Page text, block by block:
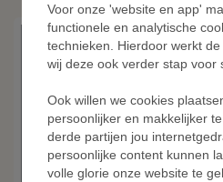
Voor onze 'website en app'
functionele en analytische
technieken. Hierdoor werkt
wij deze ook verder stap voor
Ook willen we cookies
persoonlijker en makkelijker
derde partijen jou
persoonlijke content kunnen
volle glorie onze website te